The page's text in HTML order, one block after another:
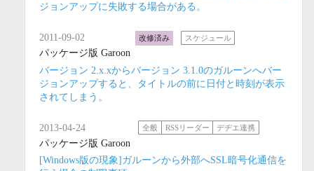
ジョンアップに失敗する場合がある。
2011-09-02 改修済み スケジュール
パッケージ版 Garoon
バージョン 2.x.xからバージョン 3.1.0のガルーンへバー
ジョンアップすると、タイトルの前に日付と時刻が表示
されてしまう。
2013-04-24 全般 RSSリーダー デヂエ連携
パッケージ版 Garoon
[Windows版の現象]ガルーンから外部へSSL暗号化通信を